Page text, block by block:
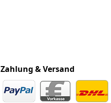
Zahlung & Versand